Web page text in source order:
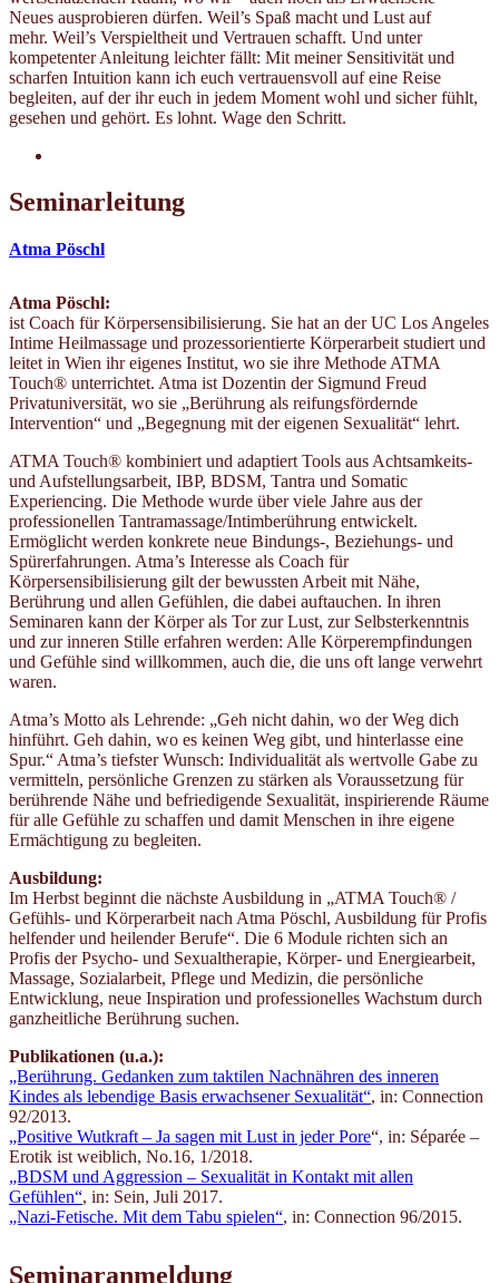
Neues ausprobieren dürfen. Weil’s Spaß macht und Lust auf
mehr. Weil’s Verspieltheit und Vertrauen schafft. Und unter
kompetenter Anleitung leichter fällt: Mit meiner Sensitivität und
scharfen Intuition kann ich euch vertrauensvoll auf eine Reise
begleiten, auf der ihr euch in jedem Moment wohl und sicher fühlt,
gesehen und gehört. Es lohnt. Wage den Schritt.
Seminarleitung
Atma Pöschl
Atma Pöschl:
ist Coach für Körpersensibilisierung. Sie hat an der UC Los Angeles
Intime Heilmassage und prozessorientierte Körperarbeit studiert und
leitet in Wien ihr eigenes Institut, wo sie ihre Methode ATMA
Touch® unterrichtet. Atma ist Dozentin der Sigmund Freud
Privatuniversität, wo sie „Berührung als reifungsfördernde
Intervention“ und „Begegnung mit der eigenen Sexualität“ lehrt.
ATMA Touch® kombiniert und adaptiert Tools aus Achtsamkeits-
und Aufstellungsarbeit, IBP, BDSM, Tantra und Somatic
Experiencing. Die Methode wurde über viele Jahre aus der
professionellen Tantramassage/Intimberührung entwickelt.
Ermöglicht werden konkrete neue Bindungs-, Beziehungs- und
Spürerfahrungen. Atma’s Interesse als Coach für
Körpersensibilisierung gilt der bewussten Arbeit mit Nähe,
Berührung und allen Gefühlen, die dabei auftauchen. In ihren
Seminaren kann der Körper als Tor zur Lust, zur Selbsterkenntnis
und zur inneren Stille erfahren werden: Alle Körperempfindungen
und Gefühle sind willkommen, auch die, die uns oft lange verwehrt
waren.
Atma’s Motto als Lehrende: „Geh nicht dahin, wo der Weg dich
hinführt. Geh dahin, wo es keinen Weg gibt, und hinterlasse eine
Spur.“ Atma’s tiefster Wunsch: Individualität als wertvolle Gabe zu
vermitteln, persönliche Grenzen zu stärken als Voraussetzung für
berührende Nähe und befriedigende Sexualität, inspirierende Räume
für alle Gefühle zu schaffen und damit Menschen in ihre eigene
Ermächtigung zu begleiten.
Ausbildung:
Im Herbst beginnt die nächste Ausbildung in „ATMA Touch® /
Gefühls- und Körperarbeit nach Atma Pöschl, Ausbildung für Profis
helfender und heilender Berufe“. Die 6 Module richten sich an
Profis der Psycho- und Sexualtherapie, Körper- und Energiearbeit,
Massage, Sozialarbeit, Pflege und Medizin, die persönliche
Entwicklung, neue Inspiration und professionelles Wachstum durch
ganzheitliche Berührung suchen.
Publikationen (u.a.):
„Berührung. Gedanken zum taktilen Nachnähren des inneren
Kindes als lebendige Basis erwachsener Sexualität“, in: Connection
92/2013.
„Positive Wutkraft – Ja sagen mit Lust in jeder Pore“, in: Séparée –
Erotik ist weiblich, No.16, 1/2018.
„BDSM und Aggression – Sexualität in Kontakt mit allen
Gefühlen“, in: Sein, Juli 2017.
„Nazi-Fetische. Mit dem Tabu spielen“, in: Connection 96/2015.
Seminaranmeldung